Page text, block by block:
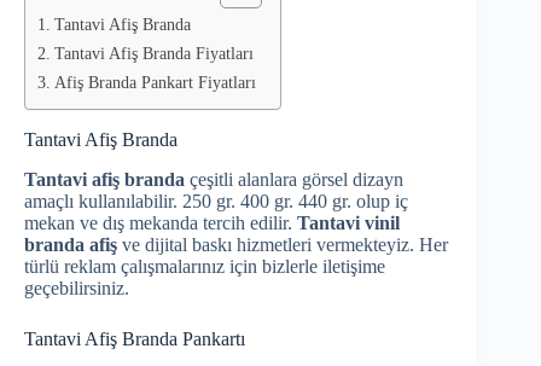
Tantavi Afiş Branda
Tantavi Afiş Branda Fiyatları
Afiş Branda Pankart Fiyatları
Tantavi Afiş Branda
Tantavi afiş branda çeşitli alanlara görsel dizayn
amaçlı kullanılabilir. 250 gr. 400 gr. 440 gr. olup iç
mekan ve dış mekanda tercih edilir. Tantavi vinil
branda afiş ve dijital baskı hizmetleri vermekteyiz. Her
türlü reklam çalışmalarınız için bizlerle iletişime
geçebilirsiniz.
Tantavi Afiş Branda Pankartı